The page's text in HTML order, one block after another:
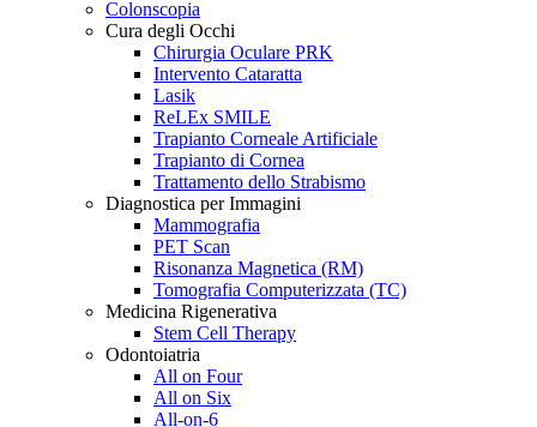
Colonscopia
Cura degli Occhi
Chirurgia Oculare PRK
Intervento Cataratta
Lasik
ReLEx SMILE
Trapianto Corneale Artificiale
Trapianto di Cornea
Trattamento dello Strabismo
Diagnostica per Immagini
Mammografia
PET Scan
Risonanza Magnetica (RM)
Tomografia Computerizzata (TC)
Medicina Rigenerativa
Stem Cell Therapy
Odontoiatria
All on Four
All on Six
All-on-6